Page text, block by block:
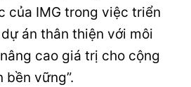
của IMG trong việc triển
án thân thiện với môi
cao giá trị cho cộng
vững”.